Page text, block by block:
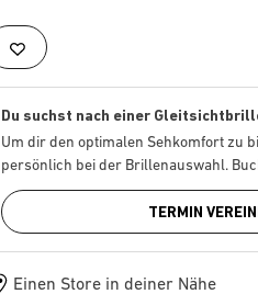
Du suchst nach einer
Um dir den optimalen Sehkomfort zu
persönlich bei der Brillenauswahl.
TERMIN
Einen Store in deiner Nähe